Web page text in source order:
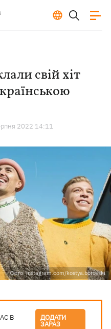
свій хіт
2022 14:11
Фото: instagram.com/kostya.borovski
В ДОДАТИ
ЗАРАЗ